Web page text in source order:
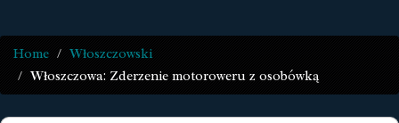
Home
Włoszczowski
Włoszczowa: Zderzenie motoroweru z osobówką